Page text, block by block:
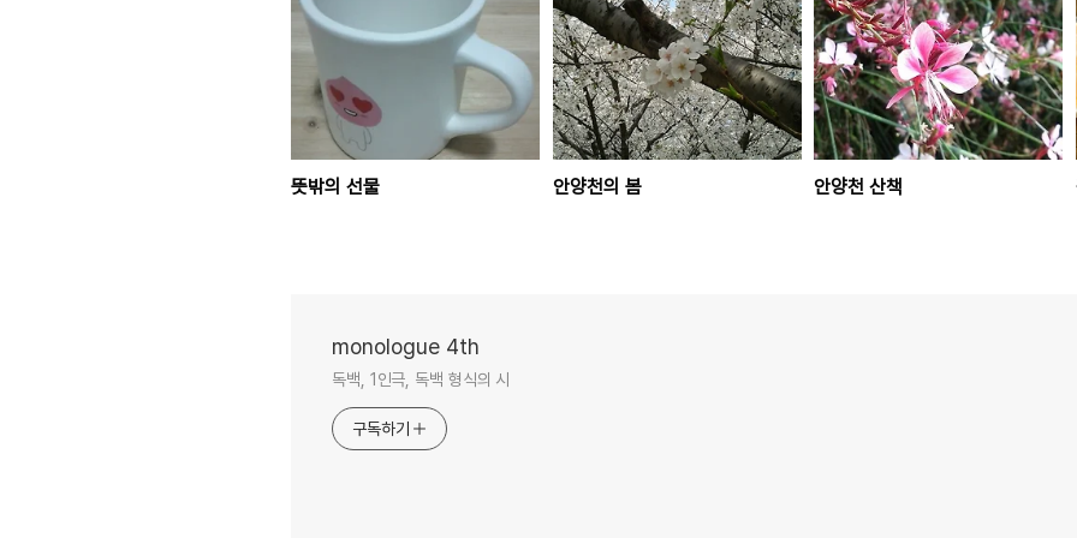
뜻밖의 선물 안양천의 봄 안양천 산책
monologue 4th
독백, 1인극, 독백 형식의 시
구독하기